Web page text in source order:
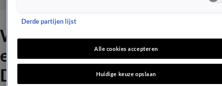
Wesley Sneijder is het niet
eens met de uitspraken van
Dirk Kuijt
Derde partijen lijst
Alle cookies accepteren
Huidige keuze opslaan